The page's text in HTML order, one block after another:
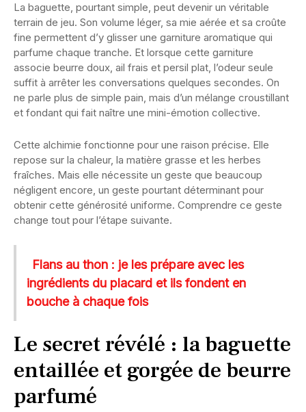
La baguette, pourtant simple, peut devenir un véritable
terrain de jeu. Son volume léger, sa mie aérée et sa croûte
fine permettent d’y glisser une garniture aromatique qui
parfume chaque tranche. Et lorsque cette garniture
associe beurre doux, ail frais et persil plat, l’odeur seule
suffit à arrêter les conversations quelques secondes. On
ne parle plus de simple pain, mais d’un mélange croustillant
et fondant qui fait naître une mini-émotion collective.
Cette alchimie fonctionne pour une raison précise. Elle
repose sur la chaleur, la matière grasse et les herbes
fraîches. Mais elle nécessite un geste que beaucoup
négligent encore, un geste pourtant déterminant pour
obtenir cette générosité uniforme. Comprendre ce geste
change tout pour l’étape suivante.
Flans au thon : je les prépare avec les
ingrédients du placard et ils fondent en
bouche à chaque fois
Le secret révélé : la baguette
entaillée et gorgée de beurre
parfumé